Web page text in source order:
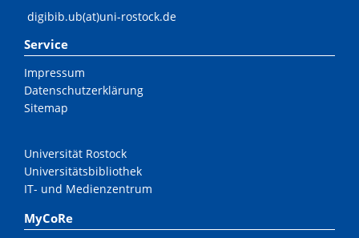
digibib.ub(at)uni-rostock.de
Service
Impressum
Datenschutzerklärung
Sitemap
Universität Rostock
Universitätsbibliothek
IT- und Medienzentrum
MyCoRe